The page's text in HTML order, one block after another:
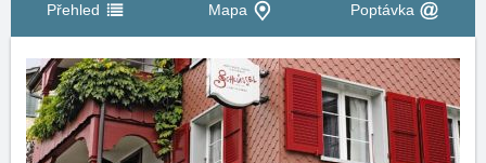
Přehled Mapa Poptávka